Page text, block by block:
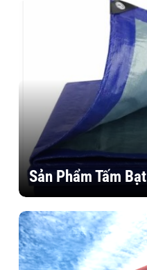
Sản Phẩm Tấm Bạt